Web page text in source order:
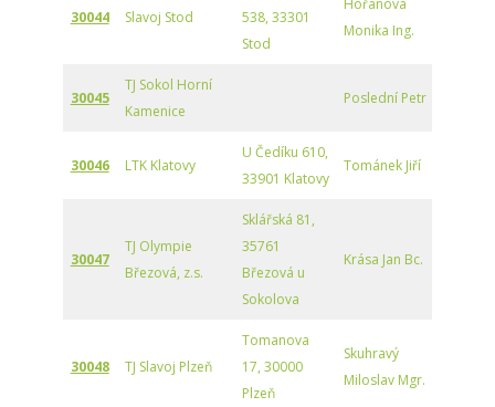
30044 Slavoj Stod
538, 33301
Stod
Monika Ing.
30045
TJ Sokol Horní
Kamenice
Poslední Petr
30046 LTK Klatovy
U Čedíku 610,
33901 Klatovy
Tománek Jiří
30047
TJ Olympie
Březová, z.s.
Sklářská 81,
35761
Březová u
Sokolova
Krása Jan Bc.
30048 TJ Slavoj Plzeň
Tomanova
17, 30000
Plzeň
Skuhravý
Miloslav Mgr.